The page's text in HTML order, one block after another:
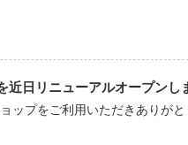
近日リニューアルオープンし
ップをご利用いただきありが